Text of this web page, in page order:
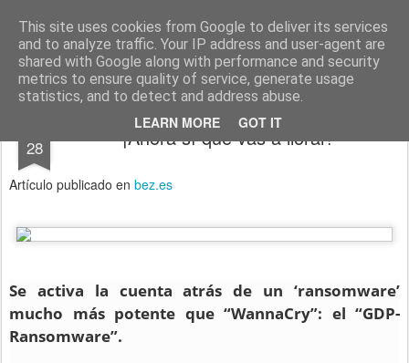
This site uses cookies from Google to deliver its services
and to analyze traffic. Your IP address and user-agent are
shared with Google along with performance and security
metrics to ensure quality of service, generate usage
statistics, and to detect and address abuse.
LEARN MORE GOT IT
menos tecnología y más pedagogía conceptos y reflexiones sobre la sociedad de la información
Pages
28 ¡Ahora sí que vas a llorar!
Artículo publicado en bez.es
Se activa la cuenta atrás de un ‘ransomware’
mucho más potente que “WannaCry”: el “GDP-
Ransomware”.